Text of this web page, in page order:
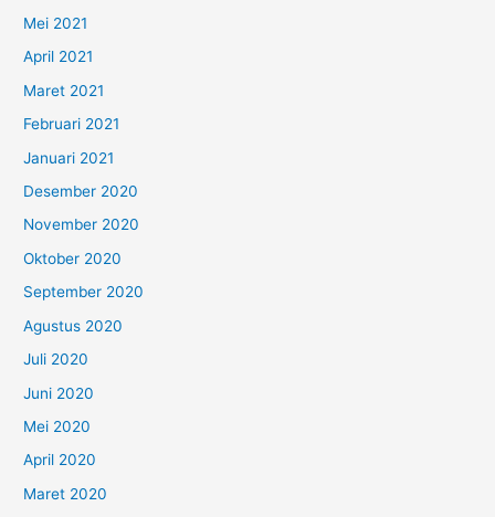
Mei 2021
April 2021
Maret 2021
Februari 2021
Januari 2021
Desember 2020
November 2020
Oktober 2020
September 2020
Agustus 2020
Juli 2020
Juni 2020
Mei 2020
April 2020
Maret 2020